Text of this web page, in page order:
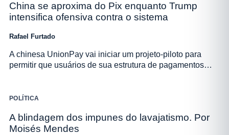
China se aproxima do Pix enquanto Trump
intensifica ofensiva contra o sistema
Rafael Furtado
A chinesa UnionPay vai iniciar um projeto-piloto para
permitir que usuários de sua estrutura de pagamentos…
POLÍTICA
A blindagem dos impunes do lavajatismo. Por
Moisés Mendes